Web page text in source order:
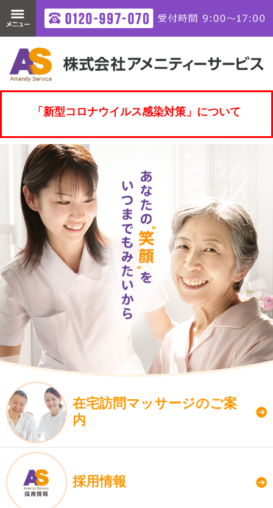
「新型コロナウイルス感染対策」について
在宅訪問マッサージのご案
内
採用情報